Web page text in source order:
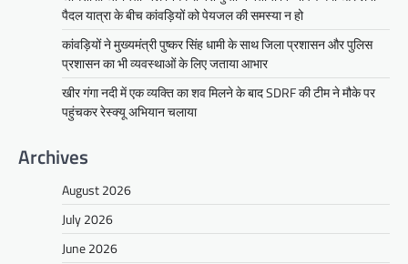
पैदल यात्रा के बीच कांवड़ियों को पेयजल की समस्या न हो
कांवड़ियों ने मुख्यमंत्री पुष्कर सिंह धामी के साथ जिला प्रशासन और पुलिस
प्रशासन का भी व्यवस्थाओं के लिए जताया आभार
खीर गंगा नदी में एक व्यक्ति का शव मिलने के बाद SDRF की टीम ने मौके पर
पहुंचकर रेस्क्यू अभियान चलाया
Archives
August 2026
July 2026
June 2026